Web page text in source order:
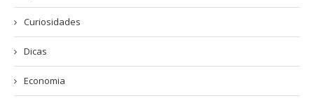
Curiosidades
Dicas
Economia